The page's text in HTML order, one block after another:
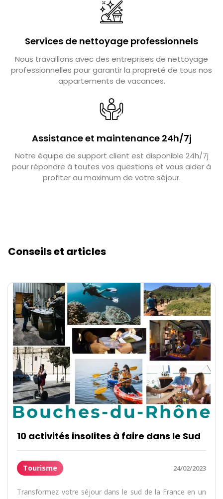
Services de nettoyage professionnels
Nous travaillons avec des entreprises de nettoyage
professionnelles pour garantir la propreté de tous nos
appartements de vacances.
Assistance et maintenance 24h/7j
Notre équipe de support client est disponible 24h/7j
pour répondre à toutes vos questions et vous aider à
profiter au maximum de votre séjour.
Conseils et articles
10 activités insolites à faire dans le Sud
Tourisme 24/02/2023
Transformez votre séjour dans le sud de la France en un